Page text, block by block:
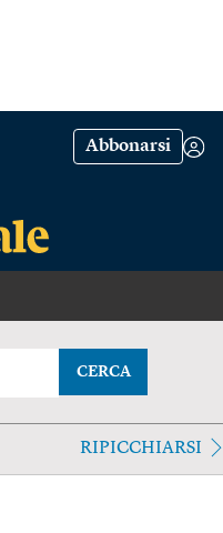
Abbonarsi
CERCA
RIPICCHIARSI